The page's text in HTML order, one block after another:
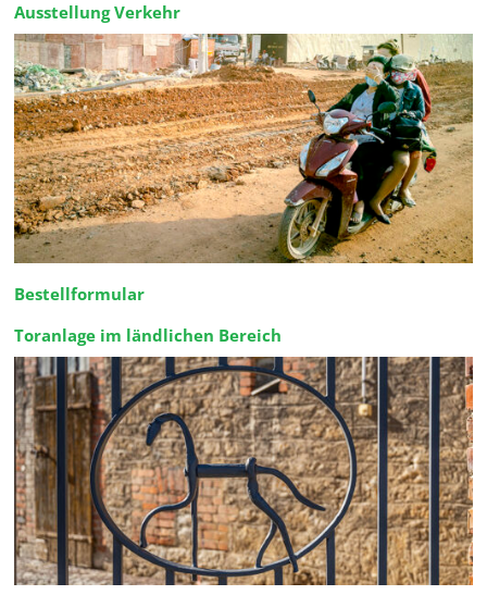
Ausstellung Verkehr
Bestellformular
Toranlage im ländlichen Bereich